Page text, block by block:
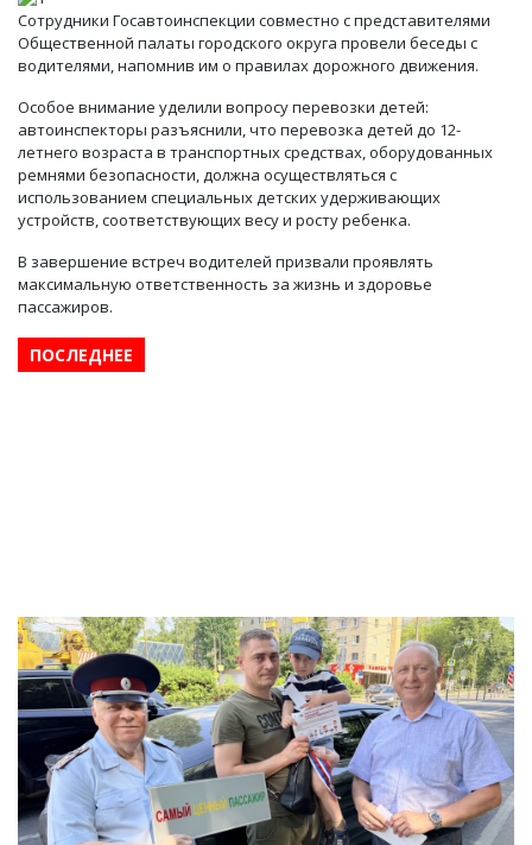
Сотрудники Госавтоинспекции совместно с представителями
Общественной палаты городского округа провели беседы с
водителями, напомнив им о правилах дорожного движения.
Особое внимание уделили вопросу перевозки детей:
автоинспекторы разъяснили, что перевозка детей до 12-
летнего возраста в транспортных средствах, оборудованных
ремнями безопасности, должна осуществляться с
использованием специальных детских удерживающих
устройств, соответствующих весу и росту ребенка.
В завершение встреч водителей призвали проявлять
максимальную ответственность за жизнь и здоровье
пассажиров.